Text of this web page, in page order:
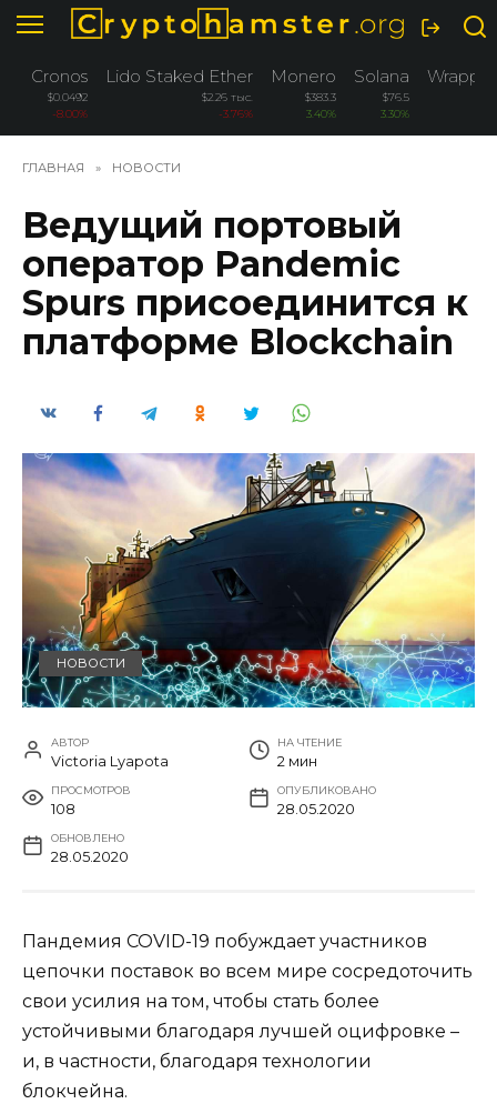
Перейти
содержанию
Cronos
$0.0492
-8.00%
Lido Staked Ether
$2.26 тыс.
-3.76%
Monero
$383.3
3.40%
Solana
$76.5
3.30%
ГЛАВНАЯ » НОВОСТИ
Ведущий портовый
оператор Pandemic
Spurs присоединится к
платформе Blockchain
НОВОСТИ
АВТОР
Victoria Lyapota
НА ЧТЕНИЕ
2 мин
ПРОСМОТРОВ
108
ОПУБЛИКОВАНО
28.05.2020
ОБНОВЛЕНО
28.05.2020
Пандемия COVID-19 побуждает участников
цепочки поставок во всем мире сосредоточить
свои усилия на том, чтобы стать более
устойчивыми благодаря лучшей оцифровке –
и, в частности, благодаря технологии
блокчейна.